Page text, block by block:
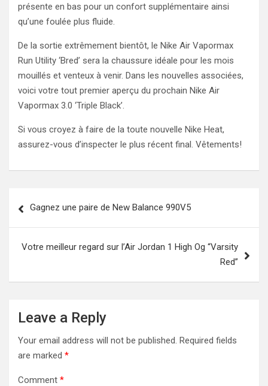
présente en bas pour un confort supplémentaire ainsi
qu’une foulée plus fluide.
De la sortie extrêmement bientôt, le Nike Air Vapormax
Run Utility ‘Bred’ sera la chaussure idéale pour les mois
mouillés et venteux à venir. Dans les nouvelles associées,
voici votre tout premier aperçu du prochain Nike Air
Vapormax 3.0 ‘Triple Black’.
Si vous croyez à faire de la toute nouvelle Nike Heat,
assurez-vous d’inspecter le plus récent final. Vêtements!
navigation
Gagnez une paire de New Balance 990V5
Votre meilleur regard sur l’Air Jordan 1 High Og “Varsity
Red”
Leave a Reply
Your email address will not be published. Required fields
are marked *
Comment *